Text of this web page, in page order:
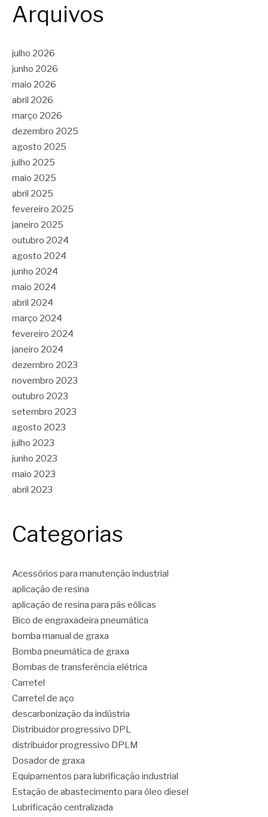
Arquivos
julho 2026
junho 2026
maio 2026
abril 2026
março 2026
dezembro 2025
agosto 2025
julho 2025
maio 2025
abril 2025
fevereiro 2025
janeiro 2025
outubro 2024
agosto 2024
junho 2024
maio 2024
abril 2024
março 2024
fevereiro 2024
janeiro 2024
dezembro 2023
novembro 2023
outubro 2023
setembro 2023
agosto 2023
julho 2023
junho 2023
maio 2023
abril 2023
Categorias
Acessórios para manutenção industrial
aplicação de resina
aplicação de resina para pás eólicas
Bico de engraxadeira pneumática
bomba manual de graxa
Bomba pneumática de graxa
Bombas de transferência elétrica
Carretel
Carretel de aço
descarbonização da indústria
Distribuidor progressivo DPL
distribuidor progressivo DPLM
Dosador de graxa
Equipamentos para lubrificação industrial
Estação de abastecimento para óleo diesel
Lubrificação centralizada